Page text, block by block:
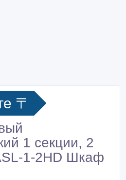
〒
1 секции, 2
1-2HD Шкаф